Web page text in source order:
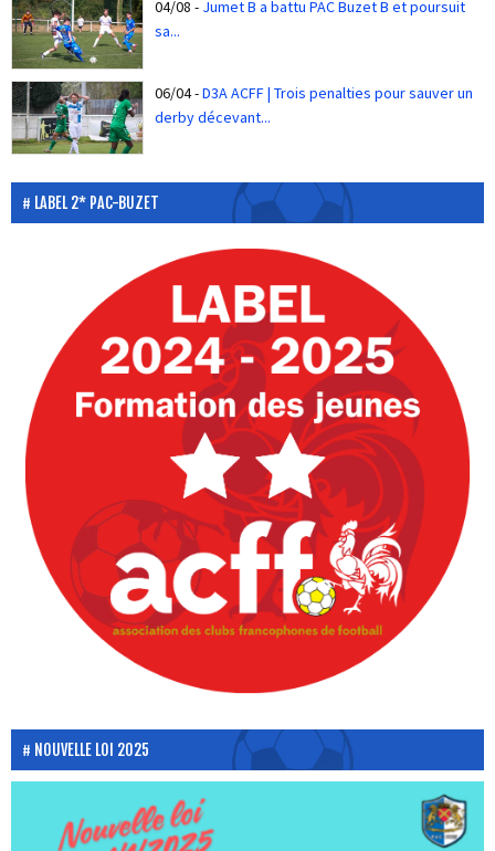
04/08 - Jumet B a battu PAC Buzet B et poursuit
sa...
06/04-D3A ACFF | Trois penalties pour sauver un
derby décevant...
LABEL 2* PAC-BUZET
NOUVELLE LOI 2025